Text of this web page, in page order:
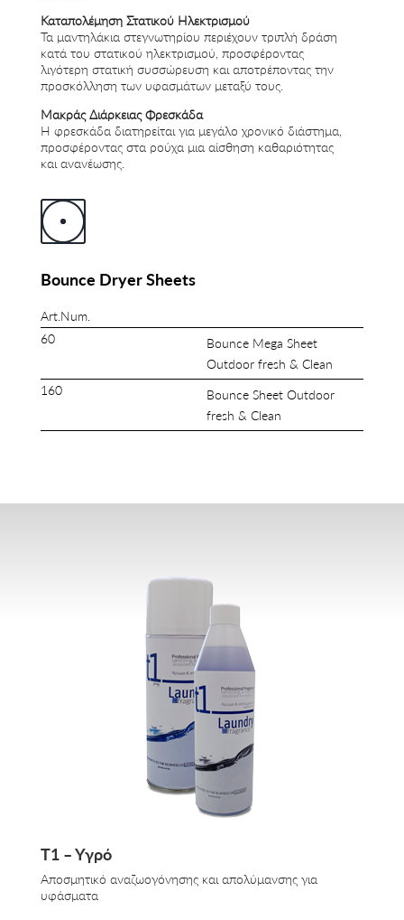
Καταπολέμηση Στατικού Ηλεκτρισμού
Τα μαντηλάκια στεγνωτηρίου περιέχουν τριπλή δράση
κατά του στατικού ηλεκτρισμού, προσφέροντας
λιγότερη στατική συσσώρευση και αποτρέποντας την
προσκόλληση των υφασμάτων μεταξύ τους.
Μακράς Διάρκειας Φρεσκάδα
Η φρεσκάδα διατηρείται για μεγάλο χρονικό διάστημα,
προσφέροντας στα ρούχα μια αίσθηση καθαριότητας
και ανανέωσης.
Bounce Dryer Sheets
Art.Num.
60
160
Bounce Mega Sheet
Outdoor fresh & Clean
Bounce Sheet Outdoor
fresh & Clean
Τ1 – Υγρό
Αποσμητικό αναζωογόνησης και απολύμανσης για
υφάσματα